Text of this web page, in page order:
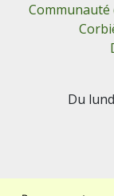
Communauté
Du